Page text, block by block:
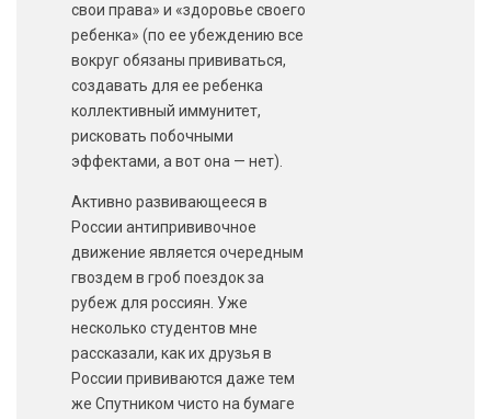
свои права» и «здоровье своего
ребенка» (по ее убеждению все
вокруг обязаны прививаться,
создавать для ее ребенка
коллективный иммунитет,
рисковать побочными
эффектами, а вот она — нет).
Активно развивающееся в
России антипрививочное
движение является очередным
гвоздем в гроб поездок за
рубеж для россиян. Уже
несколько студентов мне
рассказали, как их друзья в
России прививаются даже тем
же Спутником чисто на бумаге